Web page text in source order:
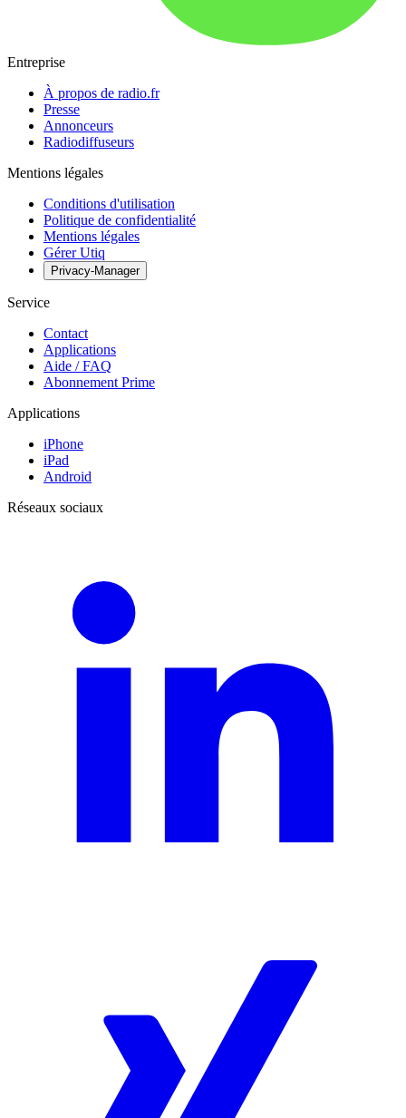
Entreprise
À propos de radio.fr
Presse
Annonceurs
Radiodiffuseurs
Mentions légales
Conditions d'utilisation
Politique de confidentialité
Mentions légales
Gérer Utiq
Privacy-Manager
Service
Contact
Applications
Aide / FAQ
Abonnement Prime
Applications
iPhone
iPad
Android
Réseaux sociaux